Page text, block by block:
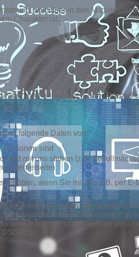
sonstiger in den
Charakter ist:
und Anregungen zum
folgende Daten von:
Personen sind
mit uns stehen (z.B.
Internetseite)
wenn Sie mit uns z.B. per
eine Anfrage stellen, werden die
Ihnen die Anfrage beantworten
ist, oder schränken die